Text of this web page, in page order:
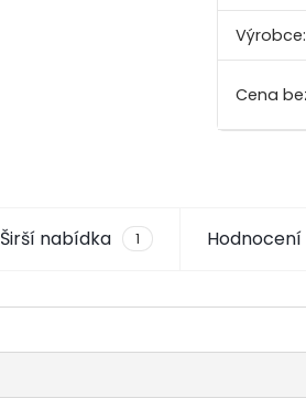
Výrobce:
Širší nabídka 1 Hodnocení